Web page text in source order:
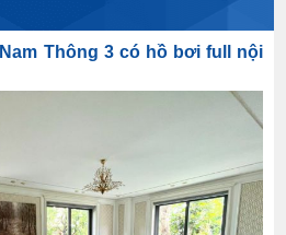
Thông 3 có hồ bơi full nội